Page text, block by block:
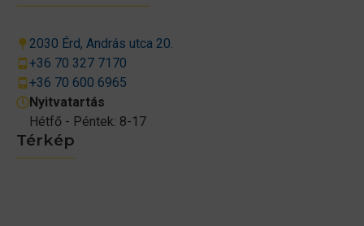
Térkép
2030 Érd, András utca 20.
+36 70 327 7170
+36 70 600 6965
Nyitvatartás
Hétfő - Péntek: 8-17